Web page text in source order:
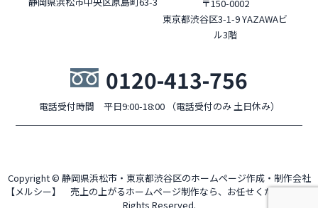
〒150-0002
東京都渋谷区3-1-9 YAZAWAビ
ル3階
0120-413-756
電話受付時間 平日9:00-18:00 （電話受付のみ 土日休み）
Copyright © 静岡県浜松市・東京都渋谷区のホームページ作成・制作会社
【メルシー】 売上の上がるホームページ制作なら、お任せください！ All
Rights Reserved.